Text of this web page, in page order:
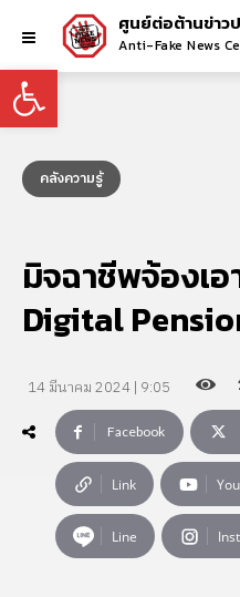
Open toolbar
ศูนย์ต่อต้านข่าว
Anti-Fake News
คลังความรู้
มิจฉาชีพจ้องเ
Digital
14 มีนาคม 2024 | 9:05
Facebook
Link
Line